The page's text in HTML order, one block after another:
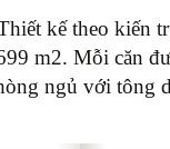
kế theo kiến
m2. Mỗi căn
ngủ với tông